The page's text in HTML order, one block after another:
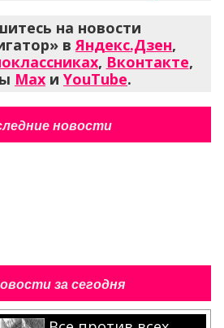
на новости
в Яндекс.Дзен,
, Вконтакте,
Max и YouTube.
новости
за сегодня